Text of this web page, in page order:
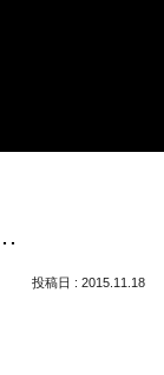
2015.11.18